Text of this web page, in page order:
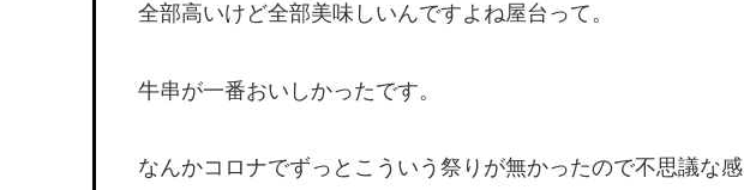
全部高いけど全部美味しいんですよね屋台って。
牛串が一番おいしかったです。
なんかコロナでずっとこういう祭りが無かったので不思議な感